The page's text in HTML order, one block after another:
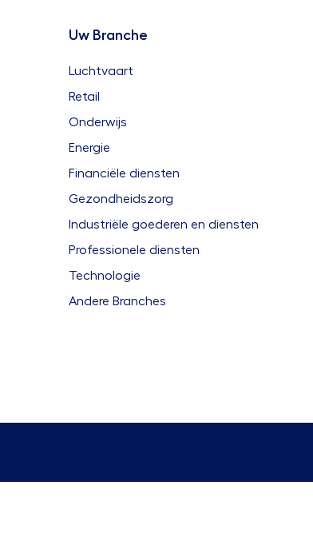
Uw Branche
Luchtvaart
Retail
Onderwijs
Energie
Financiële diensten
Gezondheidszorg
Industriële goederen en diensten
Professionele diensten
Technologie
Andere Branches